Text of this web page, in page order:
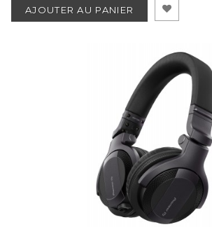
AJOUTER AU PANIER